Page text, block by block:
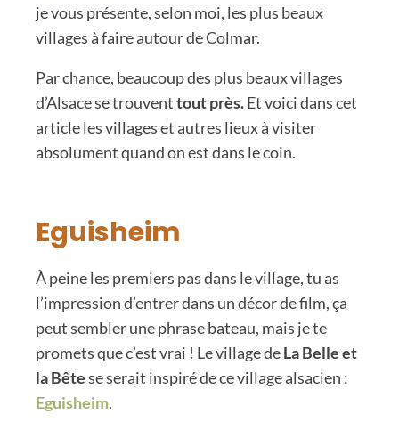
je vous présente, selon moi, les plus beaux
villages à faire autour de Colmar.
Par chance, beaucoup des plus beaux villages
d’Alsace se trouventtout près.Et voici dans cet
article les villages et autres lieux à visiter
absolument quand on est dans le coin.
Eguisheim
À peine les premiers pas dans le village, tu as
l’impression d’entrer dans un décor de film, ça
peut sembler une phrase bateau, mais je te
promets que c’est vrai ! Le village deLa Belle et
la Bêtese serait inspiré de ce village alsacien :
Eguisheim.